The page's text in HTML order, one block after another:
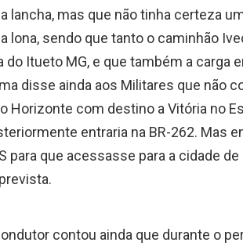
lancha, mas que não tinha certeza
lona, sendo que tanto o caminhão
do Itueto MG, e que também a carga
disse ainda aos Militares que não
Horizonte com destino a Vitória no
entraria na BR-262. Mas
para que acessasse para a cidade
contou ainda que durante o